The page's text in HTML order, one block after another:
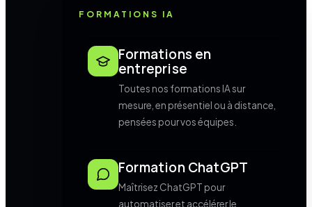
FORMATIONS IA
Formations en
entreprise
Toutes nos formations IA sur
mesure, en présentiel ou à distance,
pensées pour vos équipes.
Formation ChatGPT
Maîtrisez ChatGPT pour
automatiser et accélérer le